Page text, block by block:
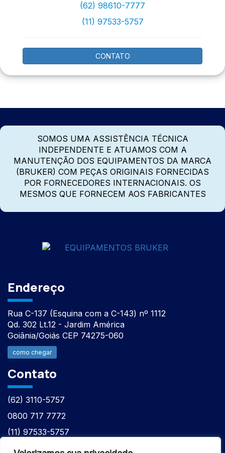
(62) 98610-7777
(11) 97533-5757
CONTATO
SOMOS UMA ASSISTÊNCIA TÉCNICA
INDEPENDENTE E ATUAMOS COM A
MANUTENÇÃO DOS EQUIPAMENTOS DA MARCA
(BRUKER) COM PEÇAS ORIGINAIS FORNECIDAS
POR FORNECEDORES INTERNACIONAIS. OS
MESMOS QUE FORNECEM AOS FABRICANTES
Endereço
Rua C-137 (Esquina com a C-143) nº 1112
Qd. 302 Lt.12 - Jardim América
Goiânia/Goiás CEP 74275-060
como chegar
Contato
(62) 3110-5757
0800 717 7772
(11) 97533-5757
(62) 98610-7777